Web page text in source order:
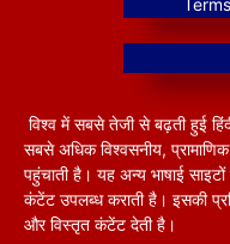
विश्व में सबसे तेजी से बढ़ती हुई
सबसे अधिक विश्वसनीय,
पहुंचाती है। यह अन्य भाषाई साइटों
कंटेंट उपलब्ध कराती है। इसकी
और विस्तृत कंटेंट देती है।